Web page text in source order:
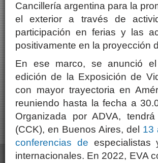
Cancillería argentina para la
el exterior a través de
participación en ferias y las
positivamente en la proyección
En ese marco, se anunció
edición de la Exposición de
con mayor trayectoria en
reuniendo hasta la fecha a
Organizada por ADVA,
(CCK), en Buenos Aires, del 13
conferencias de
internacionales. En 2022, EVA